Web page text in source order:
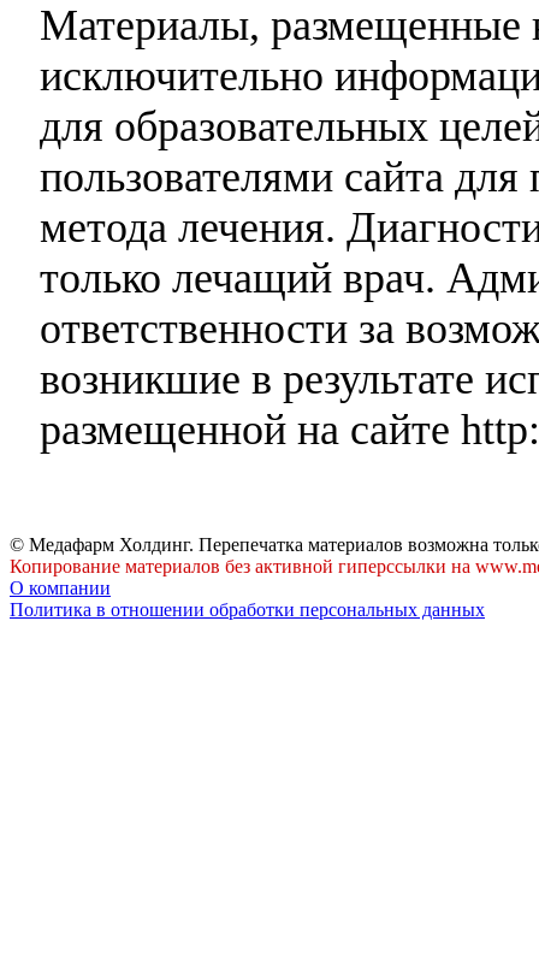
Материалы, размещенные
исключительно
для образовательных
пользователями сайта
метода лечения.
только лечащий врач.
ответственности за
возникшие в результате
размещенной на сайте
© Медафарм Холдинг. Перепечатка материалов возможна
Копирование материалов без активной гиперссылки на
О компании
Политика в отношении обработки персональных данных